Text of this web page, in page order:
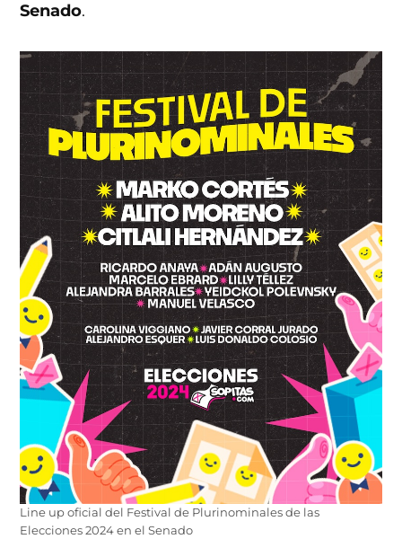
Senado.
Line up oficial del Festival de Plurinominales de las
Elecciones 2024 en el Senado